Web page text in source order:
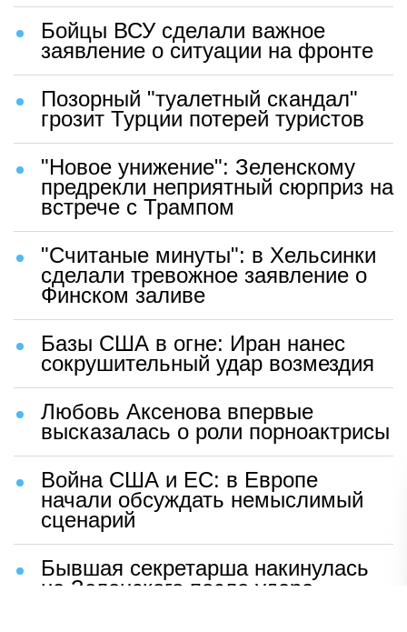
Бойцы ВСУ сделали важное
заявление о ситуации на фронте
Позорный "туалетный скандал"
грозит Турции потерей туристов
"Новое унижение": Зеленскому
предрекли неприятный сюрприз на
встрече с Трампом
"Считаные минуты": в Хельсинки
сделали тревожное заявление о
Финском заливе
Базы США в огне: Иран нанес
сокрушительный удар возмездия
Любовь Аксенова впервые
высказалась о роли порноактрисы
Война США и ЕС: в Европе
начали обсуждать немыслимый
сценарий
Бывшая секретарша накинулась
на Зеленского после удара